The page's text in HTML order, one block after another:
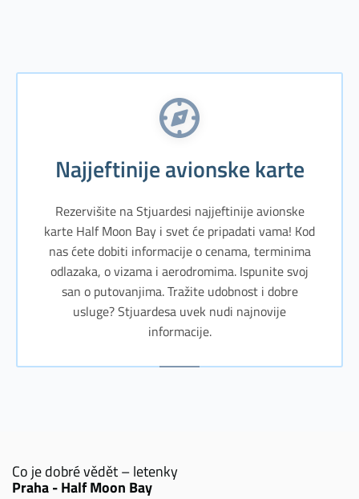
Najjeftinije avionske karte
Rezervišite na Stjuardesi najjeftinije avionske
karte Half Moon Bay i svet će pripadati vama! Kod
nas ćete dobiti informacije o cenama, terminima
odlazaka, o vizama i aerodromima. Ispunite svoj
san o putovanjima. Tražite udobnost i dobre
usluge? Stjuardesa uvek nudi najnovije
informacije.
Co je dobré vědět – letenky
Praha - Half Moon Bay